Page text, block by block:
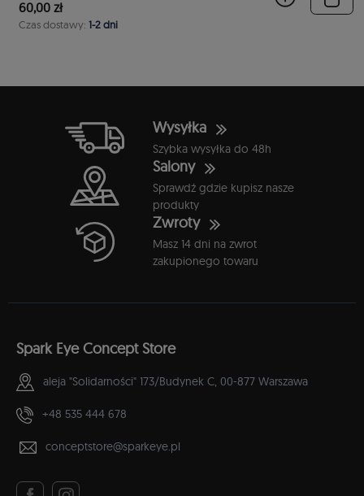
60,00 zł
Czas dostawy: 1-2 dni
Wysyłka
Szybka wysyłka do 48h
Salony
Sprawdź gdzie kupisz nasze
produkty
Zwroty
Masz 14 dni na zwrot
zakupionego towaru
Spark Eye Concept Store
aleja "Solidarności" 173/Budynek C, 00-877 Warszawa
+48 535 444 678
conceptstore@sparkeye.pl